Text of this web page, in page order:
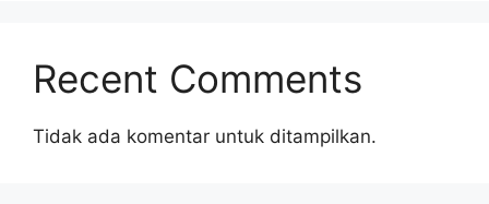
Recent Comments
Tidak ada komentar untuk ditampilkan.